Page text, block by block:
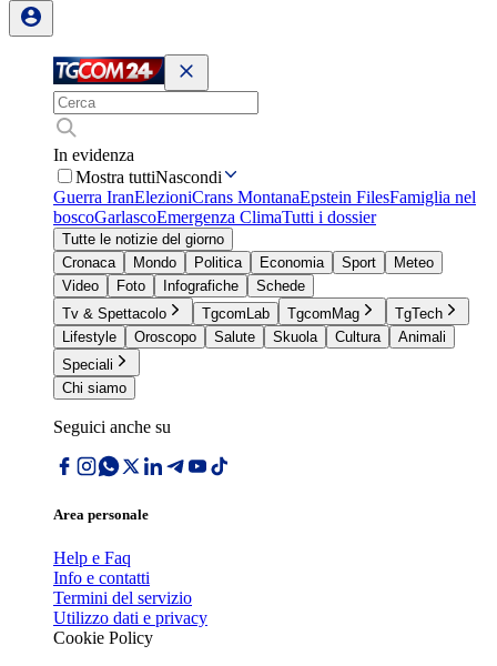
In evidenza
Mostra tuttiNascondi
Guerra IranElezioniCrans MontanaEpstein FilesFamiglia nel
boscoGarlascoEmergenza ClimaTutti i dossier
Tutte le notizie del giorno
Cronaca
Mondo Politica Economia Sport
Meteo
Video
Foto Infografiche
Schede
Tv & Spettacolo
TgcomLab TgcomMag
TgTech
Lifestyle
Oroscopo Salute Skuola Cultura
Animali
Speciali
Chi siamo
Seguici anche su
Area personale
Help e Faq
Info e contatti
Termini del servizio
Utilizzo dati e privacy
Cookie Policy